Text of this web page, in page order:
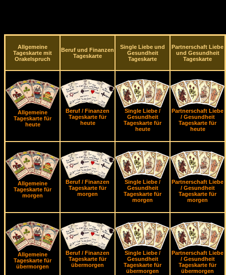
Allgemeine
Tageskarte mit
Orakelspruch
Beruf und Finanzen
Tageskarte
Single Liebe und
Gesundheit
Tageskarte
Partnerschaft Liebe
und Gesundheit
Tageskarte
Allgemeine
Tageskarte für
heute
Beruf / Finanzen
Tageskarte für
heute
Single Liebe /
Gesundheit
Tageskarte für
heute
Partnerschaft Liebe
/ Gesundheit
Tageskarte für
heute
Allgemeine
Tageskarte für
morgen
Beruf / Finanzen
Tageskarte für
morgen
Single Liebe /
Gesundheit
Tageskarte für
morgen
Partnerschaft Liebe
/ Gesundheit
Tageskarte für
morgen
Allgemeine
Tageskarte für
übermorgen
Beruf / Finanzen
Tageskarte für
übermorgen
Single Liebe /
Gesundheit
Tageskarte für
übermorgen
Partnerschaft Liebe
/ Gesundheit
Tageskarte für
übermorgen